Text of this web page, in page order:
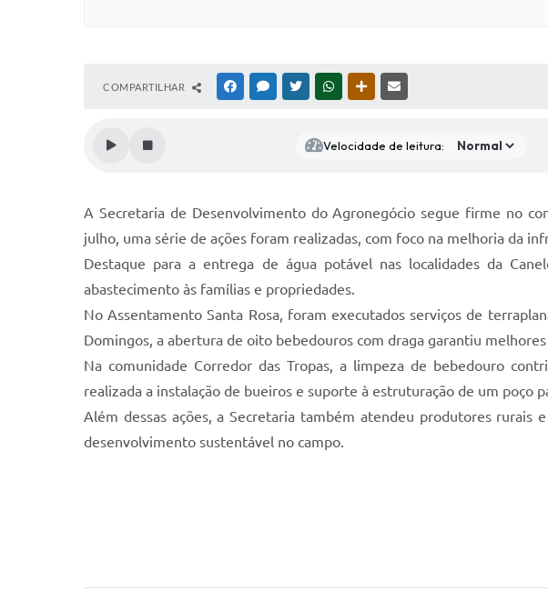
COMPARTILHAR FACEBOOKMESSENGER
TWITTERWHATSAPPOUTRAS MÍDIAS
Velocidade de leitura:
A Secretaria de Desenvolvimento do Agronegócio segue firme no
julho, uma série de ações foram realizadas, com foco na melhoria da
Destaque para a entrega de água potável nas localidades da
abastecimento às famílias e propriedades.
No Assentamento Santa Rosa, foram executados serviços de
Domingos, a abertura de oito bebedouros com draga garantiu
Na comunidade Corredor das Tropas, a limpeza de bebedouro
realizada a instalação de bueiros e suporte à estruturação de um poço
Além dessas ações, a Secretaria também atendeu produtores
desenvolvimento sustentável no campo.